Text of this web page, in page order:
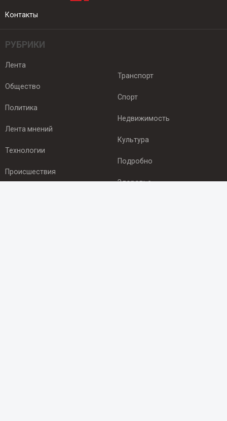
Контакты
РУБРИКИ
Лента
Общество
Политика
Лента мнений
Технологии
Происшествия
Транспорт
Спорт
Недвижимость
Культура
Подробно
Здоровье